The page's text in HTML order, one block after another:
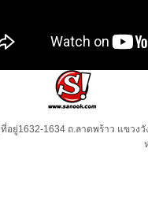
ที่อยู่1632-1634 ถ.ลาดพร้าว แขวง